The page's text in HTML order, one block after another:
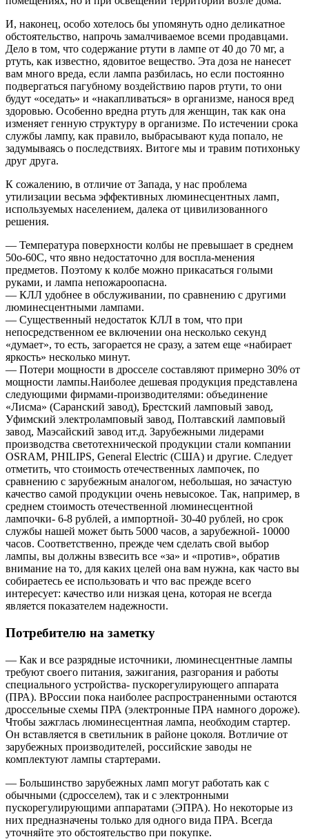
И, наконец, особо хотелось бы упомянуть одно деликатное
обстоятельство, напрочь замалчиваемое всеми продавцами.
Дело в том, что содержание ртути в лампе от 40 до 70 мг, а
ртуть, как известно, ядовитое вещество. Эта доза не нанесет
вам много вреда, если лампа разбилась, но если постоянно
подвергаться пагубному воздействию паров ртути, то они
будут «оседать» и «накапливаться» в организме, нанося вред
здоровью. Особенно вредна ртуть для женщин, так как она
изменяет генную структуру в организме. По истечении срока
службы лампу, как правило, выбрасывают куда попало, не
задумываясь о последствиях. Витоге мы и травим потихоньку
друг друга.
К сожалению, в отличие от Запада, у нас проблема
утилизации весьма эффективных люминесцентных ламп,
используемых населением, далека от цивилизованного
решения.
— Температура поверхности колбы не превышает в среднем
50о-60С, что явно недостаточно для воспла-менения
предметов. Поэтому к колбе можно прикасаться голыми
руками, и лампа непожароопасна.
— КЛЛ удобнее в обслуживании, по сравнению с другими
люминесцентными лампами.
— Существенный недостаток КЛЛ в том, что при
непосредственном ее включении она несколько секунд
«думает», то есть, загорается не сразу, а затем еще «набирает
яркость» несколько минут.
— Потери мощности в дросселе составляют примерно 30% от
мощности лампы.Наиболее дешевая продукция представлена
следующими фирмами-производителями: объединение
«Лисма» (Саранский завод), Брестский ламповый завод,
Уфимский электроламповый завод, Полтавский ламповый
завод, Маэсайский завод ит.д. Зарубежными лидерами
производства светотехнической продукции стали компании
ОSRAM, PHILIPS, General Eleсtric (США) и другие. Следует
отметить, что стоимость отечественных лампочек, по
сравнению с зарубежным аналогом, небольшая, но зачастую
качество самой продукции очень невысокое. Так, например, в
среднем стоимость отечественной люминесцентной
лампочки- 6-8 рублей, а импортной- 30-40 рублей, но срок
службы нашей может быть 5000 часов, а зарубежной- 10000
часов. Соответственно, прежде чем сделать свой выбор
лампы, вы должны взвесить все «за» и «против», обратив
внимание на то, для каких целей она вам нужна, как часто вы
собираетесь ее использовать и что вас прежде всего
интересует: качество или низкая цена, которая не всегда
является показателем надежности.
Потребителю на заметку
— Как и все разрядные источники, люминесцентные лампы
требуют своего питания, зажигания, разгорания и работы
специального устройства- пускорегулирующего аппарата
(ПРА). ВРоссии пока наиболее распространенными остаются
дроссельные схемы ПРА (электронные ПРА намного дороже).
Чтобы зажглась люминесцентная лампа, необходим стартер.
Он вставляется в светильник в районе цоколя. Вотличие от
зарубежных производителей, российские заводы не
комплектуют лампы стартерами.
— Большинство зарубежных ламп могут работать как с
обычными (сдросселем), так и с электронными
пускорегулирующими аппаратами (ЭПРА). Но некоторые из
них предназначены только для одного вида ПРА. Всегда
уточняйте это обстоятельство при покупке.